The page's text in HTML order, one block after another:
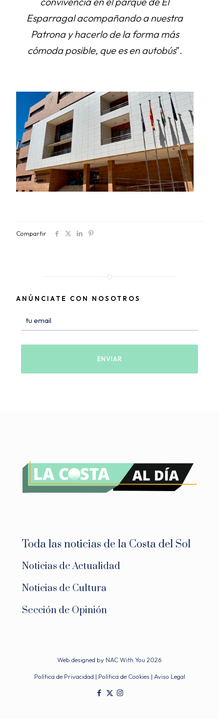
Esparragal acompañando a nuestra
Patrona y hacerlo de la forma más
cómoda posible, que es en autobús”.
Compartir
ANÚNCIATE CON NOSOTROS
Toda las noticias de la Costa del Sol
Noticias de Actualidad
Noticias de Cultura
Sección de Opinión
Web designed by NAC With You 2026
Política de Privacidad | Política de Cookies | Aviso Legal